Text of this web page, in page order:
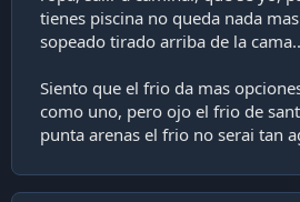
tienes piscina no queda nada
sopeado tirado arriba de la cama..
Siento que el frio da mas
como uno, pero ojo el frio de
punta arenas el frio no serai tan